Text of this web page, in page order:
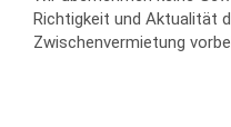
Richtigkeit und Aktualität
Zwischenvermietung